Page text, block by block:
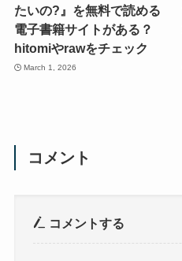
たいの?』を無料で読める
電子書籍サイトがある？
hitomiやrawをチェック
March 1, 2026
コメント
コメントする